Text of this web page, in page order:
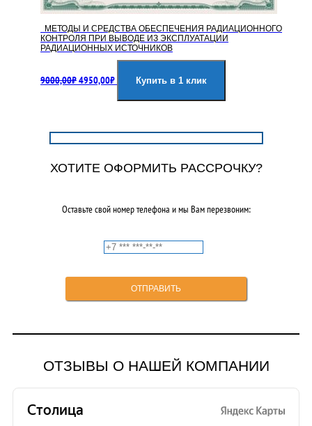
МЕТОДЫ И СРЕДСТВА ОБЕСПЕЧЕНИЯ РАДИАЦИОННОГО
КОНТРОЛЯ ПРИ ВЫВОДЕ ИЗ ЭКСПЛУАТАЦИИ
РАДИАЦИОННЫХ ИСТОЧНИКОВ
9000,00₽цена
4950,00₽цена:
Купить в 1 клик
ХОТИТЕ ОФОРМИТЬ РАССРОЧКУ?
Оставьте свой номер телефона и мы Вам перезвоним:
ОТЗЫВЫ О НАШЕЙ КОМПАНИИ